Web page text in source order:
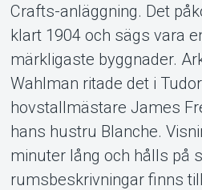
Om
Crafts-anläggning. Det
klart 1904 och sägs vara
märkligaste byggnader.
Wahlman ritade det i
hovstallmästare James
hans hustru Blanche.
minuter lång och hålls på
rumsbeskrivningar finns